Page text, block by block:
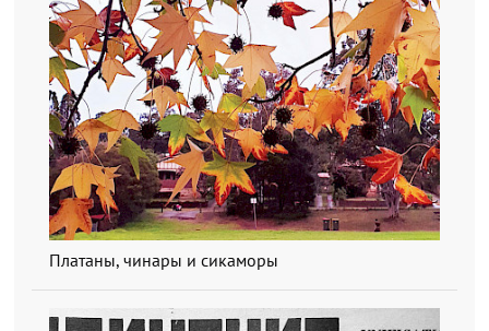
Платаны, чинары и сикаморы